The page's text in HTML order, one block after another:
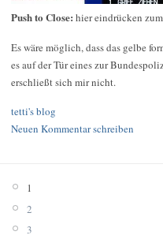
Push to Close: hier eindrücken
Es wäre möglich, dass das gelbe
es auf der Tür eines zur
erschließt sich mir nicht.
tetti's blog
Neuen Kommentar schreiben
1
2
3